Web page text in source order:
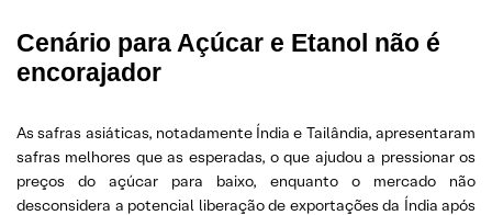
Cenário para Açúcar e Etanol não é
encorajador
As safras asiáticas, notadamente Índia e Tailândia, apresentaram
safras melhores que as esperadas, o que ajudou a pressionar os
preços do açúcar para baixo, enquanto o mercado não
desconsidera a potencial liberação de exportações da Índia após